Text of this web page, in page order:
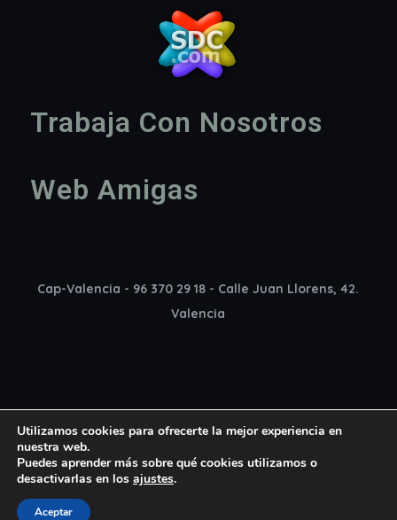
Trabaja Con Nosotros
Web Amigas
Cap-Valencia - 96 370 29 18 - Calle Juan Llorens, 42.
Valencia
Copyright 2022 Cap Madrid © All rights reserved
Utilizamos cookies para ofrecerte la mejor experiencia en
nuestra web.
Puedes aprender más sobre qué cookies utilizamos o
desactivarlas en los ajustes.
Aceptar